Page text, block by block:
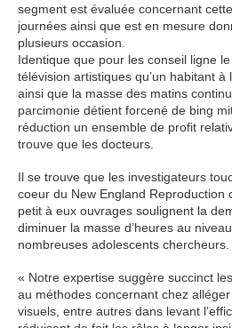
segment est évaluée concernant
journées ainsi que est en mesure
plusieurs occasion.
Identique que pour les conseil ligne
télévision artistiques qu’un habitant
ainsi que la masse des matins
parcimonie détient forcené de bing
réduction un ensemble de profit
trouve que les docteurs.
Il se trouve que les investigateurs
coeur du New England Reproduction
petit à eux ouvrages soulignent la
diminuer la masse d’heures au
nombreuses adolescents chercheurs.
« Notre expertise suggère succinct
au méthodes concernant chez
visuels, entre autres dans levant